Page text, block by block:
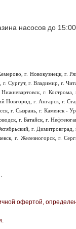
насосов до
г. Новокузнецк, г.
Сургут, г. Владимир, г.
г.
Новгород, г. Ангарск, г.
Сызрань, г. Каменск -
г. Батайск, г.
г.
г. Железногорск, г.
офeртой,